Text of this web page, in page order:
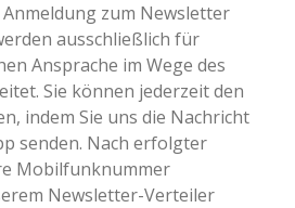
zum Newsletter
ausschließlich für
Ansprache im Wege des
Sie können jederzeit den
indem Sie uns die Nachricht
senden. Nach erfolgter
Mobilfunknummer
Newsletter-Verteiler